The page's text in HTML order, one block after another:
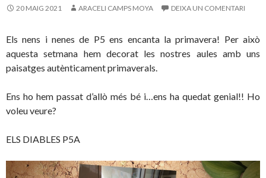
20 MAIG 2021 ARACELI CAMPS MOYA DEIXA UN COMENTARI
Els nens i nenes de P5 ens encanta la primavera! Per això
aquesta setmana hem decorat les nostres aules amb uns
paisatges autènticament primaverals.
Ens ho hem passat d’allò més bé i…ens ha quedat genial!! Ho
voleu veure?
ELS DIABLES P5A